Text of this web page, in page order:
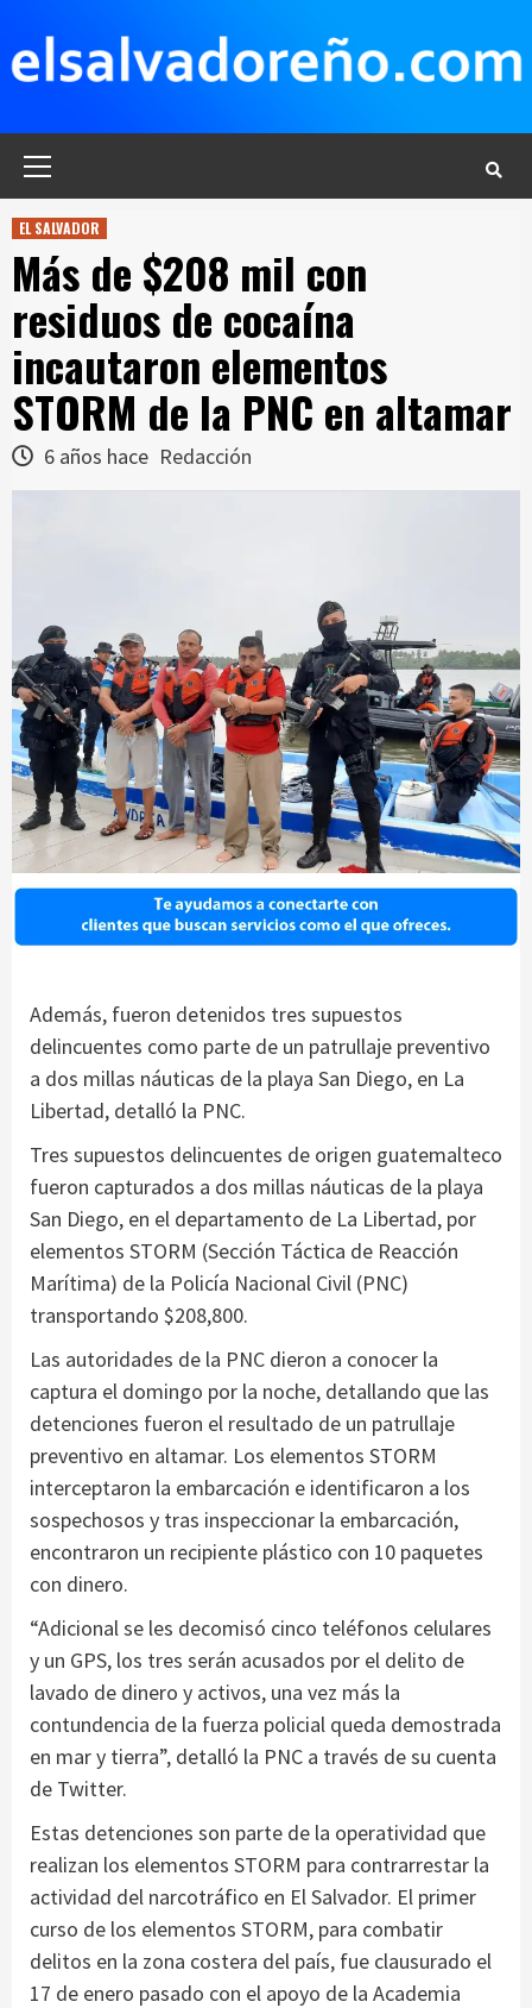
contenido
EL SALVADOR
Más de $208 mil con
residuos de cocaína
incautaron elementos
STORM de la PNC en altamar
6 años hace Redacción
Además, fueron detenidos tres supuestos
delincuentes como parte de un patrullaje preventivo
a dos millas náuticas de la playa San Diego, en La
Libertad, detalló la PNC.
Tres supuestos delincuentes de origen guatemalteco
fueron capturados a dos millas náuticas de la playa
San Diego, en el departamento de La Libertad, por
elementos STORM (Sección Táctica de Reacción
Marítima) de la Policía Nacional Civil (PNC)
transportando $208,800.
Las autoridades de la PNC dieron a conocer la
captura el domingo por la noche, detallando que las
detenciones fueron el resultado de un patrullaje
preventivo en altamar. Los elementos STORM
interceptaron la embarcación e identificaron a los
sospechosos y tras inspeccionar la embarcación,
encontraron un recipiente plástico con 10 paquetes
con dinero.
“Adicional se les decomisó cinco teléfonos celulares
y un GPS, los tres serán acusados por el delito de
lavado de dinero y activos, una vez más la
contundencia de la fuerza policial queda demostrada
en mar y tierra”, detalló la PNC a través de su cuenta
de Twitter.
Estas detenciones son parte de la operatividad que
realizan los elementos STORM para contrarrestar la
actividad del narcotráfico en El Salvador. El primer
curso de los elementos STORM, para combatir
delitos en la zona costera del país, fue clausurado el
17 de enero pasado con el apoyo de la Academia